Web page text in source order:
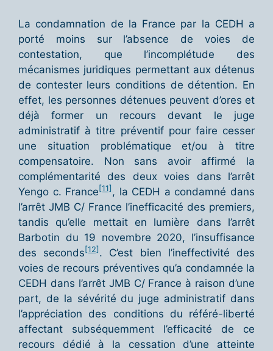
La condamnation de la France par la CEDH a
porté moins sur l’absence de voies de
contestation, que l’incomplétude des
mécanismes juridiques permettant aux détenus
de contester leurs conditions de détention. En
effet, les personnes détenues peuvent d’ores et
déjà former un recours devant le juge
administratif à titre préventif pour faire cesser
une situation problématique et/ou à titre
compensatoire. Non sans avoir affirmé la
complémentarité des deux voies dans l’arrêt
Yengo c. France[11], la CEDH a condamné dans
l’arrêt JMB C/ France l’inefficacité des premiers,
tandis qu’elle mettait en lumière dans l’arrêt
Barbotin du 19 novembre 2020, l’insuffisance
des seconds[12]. C’est bien l’ineffectivité des
voies de recours préventives qu’a condamnée la
CEDH dans l’arrêt JMB C/ France à raison d’une
part, de la sévérité du juge administratif dans
l’appréciation des conditions du référé-liberté
affectant subséquemment l’efficacité de ce
recours dédié à la cessation d’une atteinte